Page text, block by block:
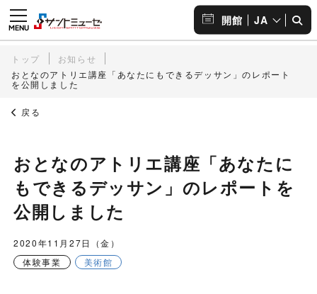
開館 JA
トップ
お知らせ
おとなのアトリエ講座「あなたにもできるデッサン」のレポート
を公開しました
戻る
おとなのアトリエ講座「あなたに
もできるデッサン」のレポートを
公開しました
2020年11月27日（金）
体験事業
美術館